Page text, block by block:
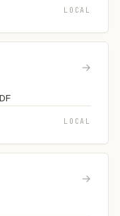
LOCAL
→
LOCAL
→